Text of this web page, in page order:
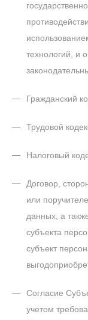
технологий, и
Гражданский
Трудовой
Налоговый
Договор,
или
данных, а
субъекта
субъект
Согласие
учетом